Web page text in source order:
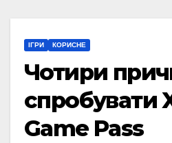
ІГРИ КОРИСНЕ
Чотири
спробувати
Game Pass